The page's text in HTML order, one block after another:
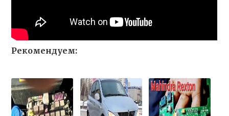
Рекомендуем: